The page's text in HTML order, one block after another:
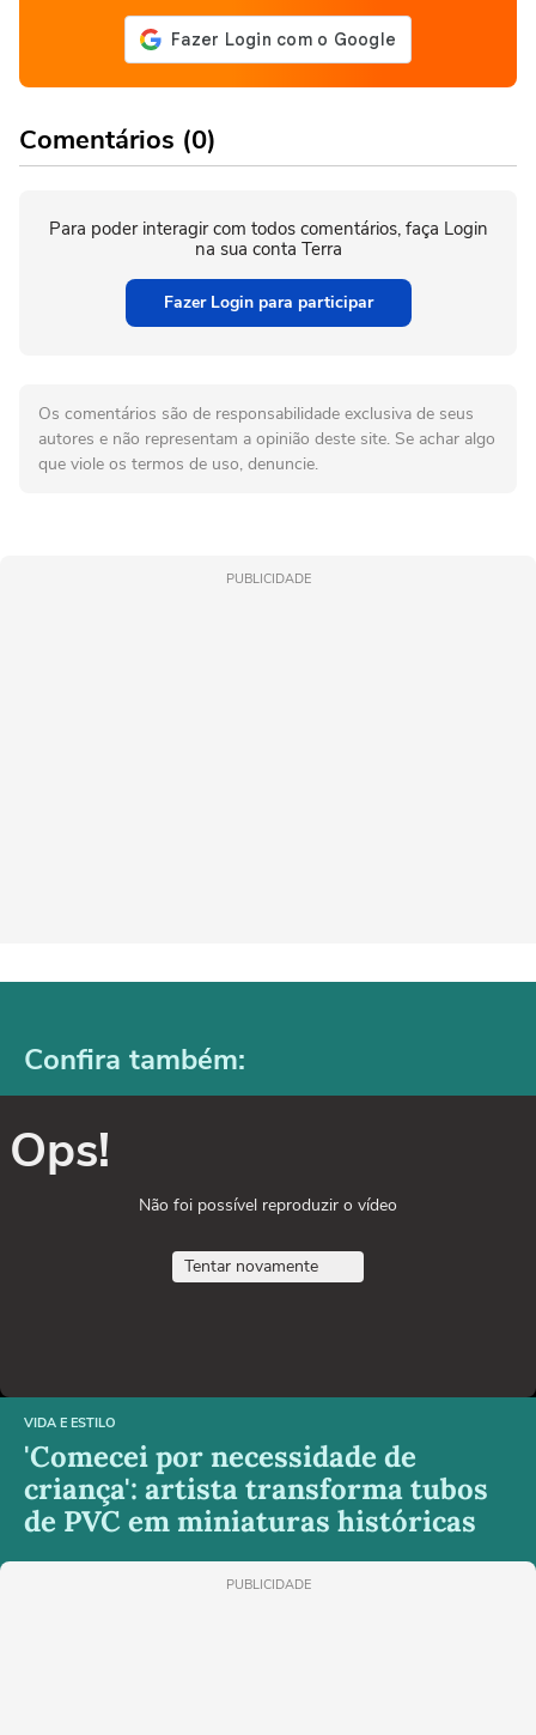
Comentários (0)
Para poder interagir com todos comentários, faça Login
na sua conta Terra
Fazer Login para participar
Os comentários são de responsabilidade exclusiva de seus
autores e não representam a opinião deste site. Se achar algo
que viole os termos de uso, denuncie.
PUBLICIDADE
Confira também:
Ops!
Não foi possível reproduzir o vídeo
Tentar novamente
VIDA E ESTILO
'Comecei por necessidade de
criança': artista transforma tubos
de PVC em miniaturas históricas
PUBLICIDADE